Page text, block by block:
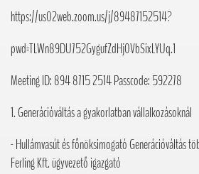
https://us02web.zoom.us/j/89487152514?
pwd=TLWn89DU752GygufZdHj0VbSixLYUq.1
Meeting ID: 894 8715 2514 Passcode: 592278
1. Generációváltás a gyakorlatban vállalkozásoknál
- Hullámvasút és főnöksimogató Generációváltás
Ferling Kft. ügyvezető igazgató